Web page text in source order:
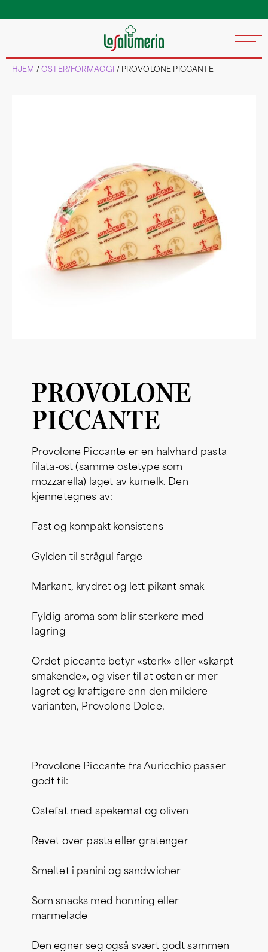
HJEM /OSTER/FORMAGGI / PROVOLONE PICCANTE
PROVOLONE
PICCANTE
Provolone Piccante er en halvhard pasta
filata-ost (samme ostetype som
mozzarella) laget av kumelk. Den
kjennetegnes av:
Fast og kompakt konsistens
Gylden til strågul farge
Markant, krydret og lett pikant smak
Fyldig aroma som blir sterkere med
lagring
Ordet piccante betyr «sterk» eller «skarpt
smakende», og viser til at osten er mer
lagret og kraftigere enn den mildere
varianten, Provolone Dolce.
Provolone Piccante fra Auricchio passer
godt til:
Ostefat med spekemat og oliven
Revet over pasta eller gratenger
Smeltet i panini og sandwicher
Som snacks med honning eller
marmelade
Den egner seg også svært godt sammen